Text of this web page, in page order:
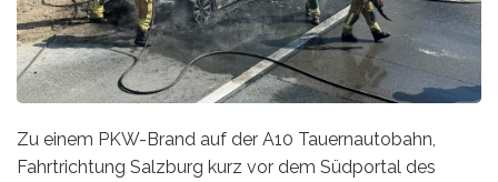
Zu einem PKW-Brand auf der A10 Tauernautobahn,
Fahrtrichtung Salzburg kurz vor dem Südportal des